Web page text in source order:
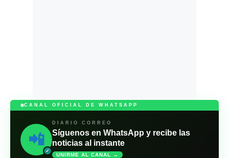
CANAL OFICIAL DE WHATSAPP
📲
✓
DIARIO CORREO
Síguenos en WhatsApp y recibe las
noticias al instante
UNIRME AL CANAL →